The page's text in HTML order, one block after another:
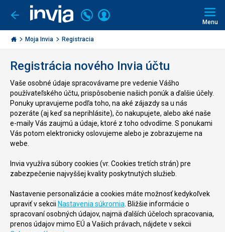
Ísť
späť
Invia.sk
Volajte
+421
2
3221
Prihlásiť
Menu
Moja Invia Registracia
Registrácia nového Invia účtu
Vaše osobné údaje spracovávame pre vedenie Vášho
používateľského účtu, prispôsobenie našich ponúk a ďalšie účely.
Ponuky upravujeme podľa toho, na aké zájazdy sa u nás
pozeráte (aj keď sa neprihlásite), čo nakupujete, alebo aké naše
e-maily Vás zaujmú a údaje, ktoré z toho odvodíme. S ponukami
Vás potom elektronicky oslovujeme alebo je zobrazujeme na
webe.
Invia využíva súbory cookies (vr. Cookies tretích strán) pre
zabezpečenie najvyššej kvality poskytnutých služieb.
Nastavenie personalizácie a cookies máte možnosť kedykoľvek
upraviť v sekcii Nastavenia súkromia . Bližšie informácie o
spracovaní osobných údajov, najmä ďalších účeloch spracovania,
prenos údajov mimo EÚ a Vašich právach, nájdete v sekcii